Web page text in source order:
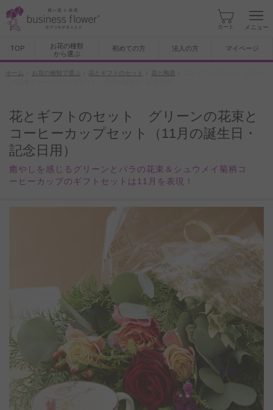
カート メニュー
TOP
お花の種類
から選ぶ
初めての方 法人の方 マイページ
ホーム お花の種類で選ぶ 花とギフトのセット 花と陶器
花とギフトのセット グリーンの花束と
コーヒーカップセット（11月の誕生日・
記念日用）
癒やしを感じるグリーンとバラの花束＆シュウメイ菊柄コ
ーヒーカップのギフトセットは11月を表現！